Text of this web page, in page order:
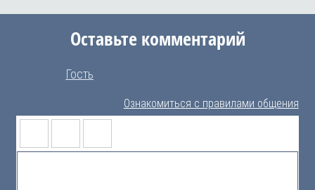
Оставьте комментарий
Гость
Ознакомиться с правилами общения